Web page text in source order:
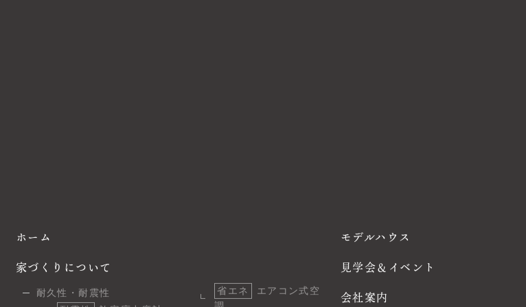
ホーム
家づくりについて
耐久性・耐震性 省エネ
エアコン式空
モデルハウス
見学会＆イベント
会社案内